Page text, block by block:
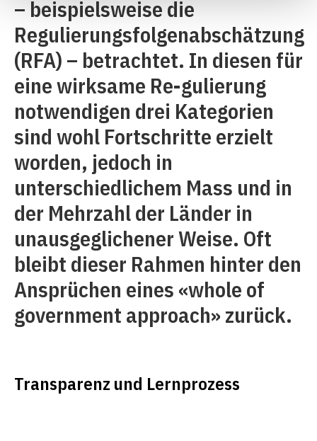
– beispielsweise die
Regulierungsfolgenabschätzung
(RFA) – betrachtet. In diesen für
eine wirksame Re-gulierung
notwendigen drei Kategorien
sind wohl Fortschritte erzielt
worden, jedoch in
unterschiedlichem Mass und in
der Mehrzahl der Länder in
unausgeglichener Weise. Oft
bleibt dieser Rahmen hinter den
Ansprüchen eines «whole of
government approach» zurück.
Transparenz und Lernprozess